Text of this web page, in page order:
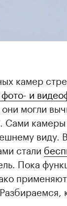
камер
и
могли
Сами
стали
Пока